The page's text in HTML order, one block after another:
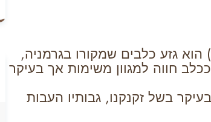
גזע השנאוצר הננסי (באנגלית: Miniature Schnauzer) הוא גזע כלבים שמקורו בגרמניה,
חווה למגוון משימות אך בעיקר
בשל זקנקנו, גבותיו העבות